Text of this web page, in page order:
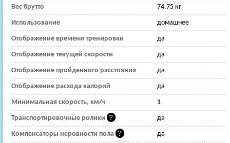
Вес брутто 74.75 кг
Использование домашнее
Отображение времени тренировки да
Отображение текущей скорости да
Отображение пройденного расстояния да
Отображение расхода калорий да
Минимальная скорость, км/ч 1
Транспортировочные ролики да
Компенсаторы неровности пола да